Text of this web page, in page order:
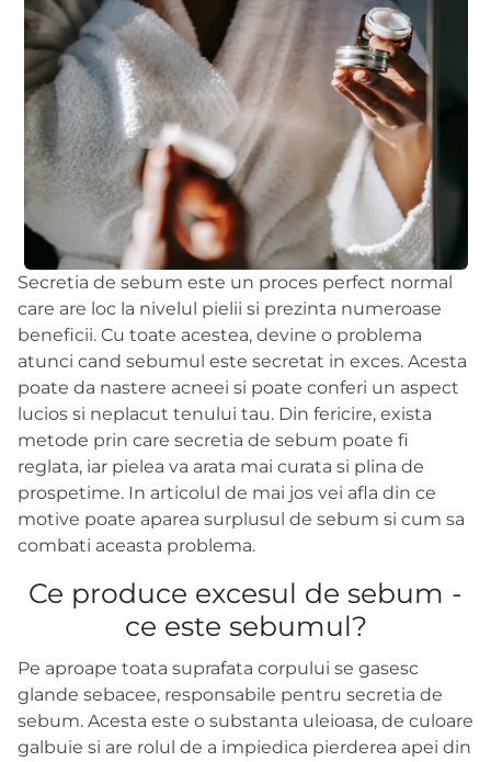
Secretia de sebum este un proces perfect normal
care are loc la nivelul pielii si prezinta numeroase
beneficii. Cu toate acestea, devine o problema
atunci cand sebumul este secretat in exces. Acesta
poate da nastere acneei si poate conferi un aspect
lucios si neplacut tenului tau. Din fericire, exista
metode prin care secretia de sebum poate fi
reglata, iar pielea va arata mai curata si plina de
prospetime. In articolul de mai jos vei afla din ce
motive poate aparea surplusul de sebum si cum sa
combati aceasta problema.
Ce produce excesul de sebum -
ce este sebumul?
Pe aproape toata suprafata corpului se gasesc
glande sebacee, responsabile pentru secretia de
sebum. Acesta este o substanta uleioasa, de culoare
galbuie si are rolul de a impiedica pierderea apei din